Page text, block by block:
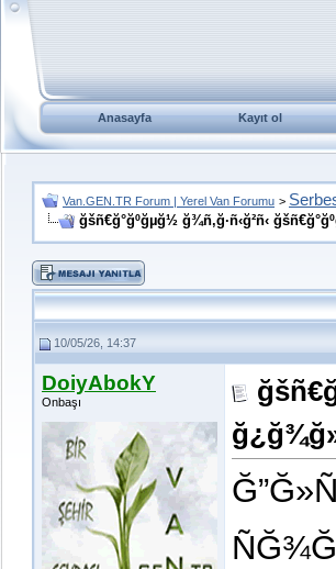
Anasayfa Kayıt ol
Van.GEN.TR Forum | Yerel Van Forumu >
ğšñ€ğ°ğºğµğ½ ğ¾ñ‚ğ·ñ‹ğ²ñ‹
10/05/26, 14:37
DoiyAbokY
Onbaşı